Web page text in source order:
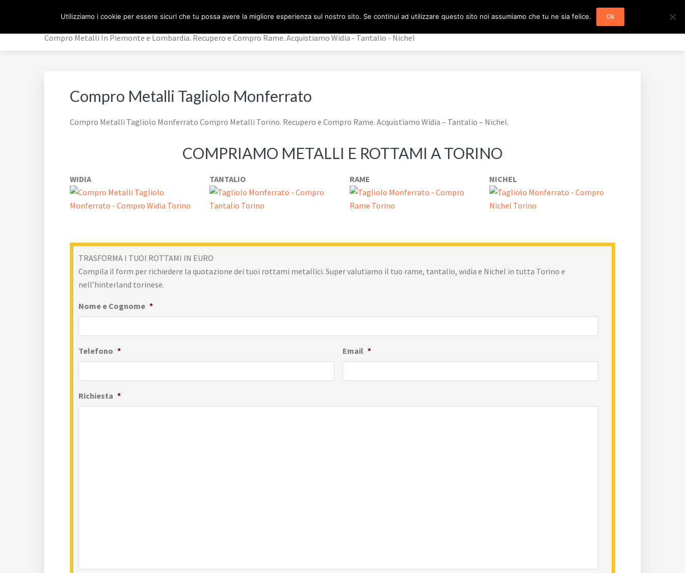
navigazione
contenuto
piè
ACQUISTO METALLI
Compro Metalli In Piemonte e Lombardia. Recupero e Compro Rame. Acquistiamo Widia - Tantalio - Nichel
Home Mappa del Sito Blog Contatti
Compro Metalli Tagliolo Monferrato
Compro Metalli Tagliolo Monferrato Compro Metalli Torino. Recupero e Compro Rame. Acquistiamo Widia – Tantalio – Nichel.
COMPRIAMO METALLI E ROTTAMI A TORINO
WIDIA TANTALIO RAME NICHEL
TRASFORMA I TUOI ROTTAMI IN EURO
Compila il form per richiedere la quotazione dei tuoi rottami metallici. Super valutiamo il tuo rame, tantalio, widia e Nichel in tutta Torino e
nell’hinterland torinese.
Nome e Cognome *
Telefono * Email *
Richiesta *
Utilizziamo i cookie per essere sicuri che tu possa avere la migliore esperienza sul nostro sito. Se continui ad utilizzare questo sito noi assumiamo che tu ne sia felice. Ok